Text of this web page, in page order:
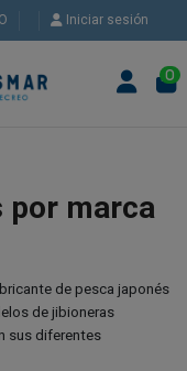
Iniciar sesión
0
por marca
de pesca japonés
de jibioneras
sus diferentes